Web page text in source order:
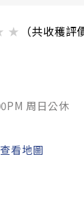
★ （共收穫評
周日公休
查看地圖